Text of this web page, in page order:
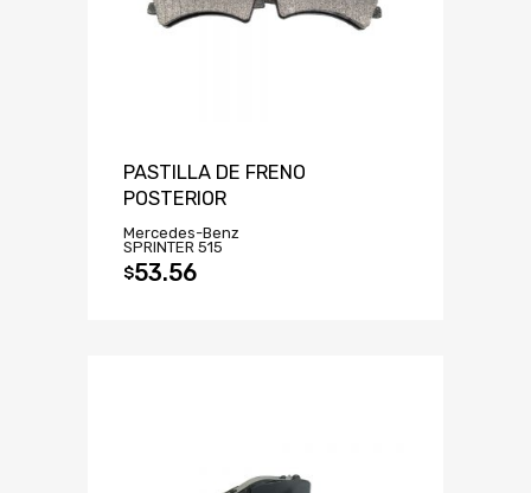
PASTILLA DE FRENO
POSTERIOR
Mercedes-Benz
SPRINTER 515
$53.56